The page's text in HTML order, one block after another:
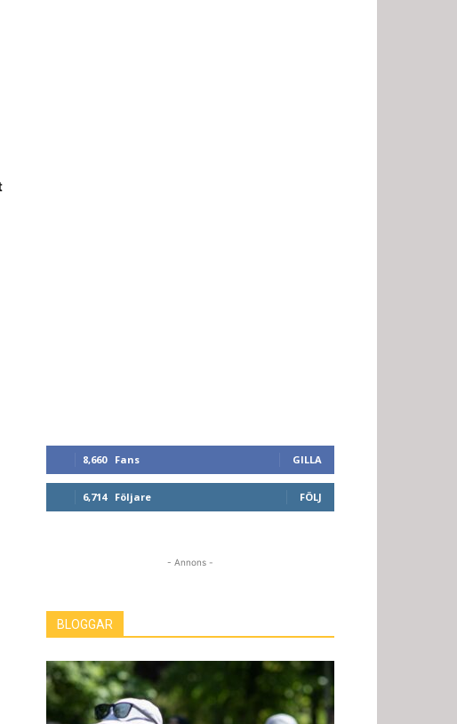
8,660 Fans GILLA
6,714 Följare FÖLJ
- Annons -
BLOGGAR